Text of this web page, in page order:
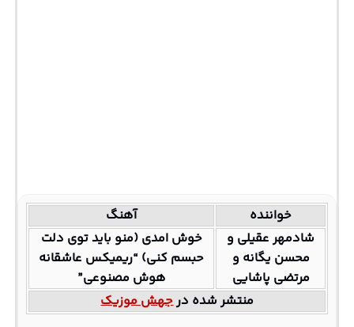
خواننده
آهنگ
شادمهر عقیلی و
محسن یگانه و
مرتضی پاشایی
خوش امدی (منو باید توی دلت
حبسم کنی) “ریمیکس عاشقانه
هوش مصنوعی”
منتشر شده درجهش موزیک